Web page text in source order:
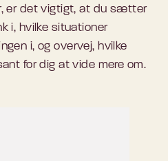
er det vigtigt, at du sætter
i, hvilke situationer
i, og overvej, hvilke
for dig at vide mere om.